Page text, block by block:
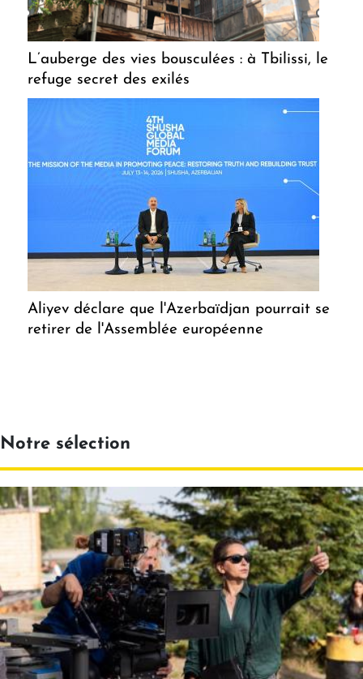
L’auberge des vies bousculées : à Tbilissi, le
refuge secret des exilés
Aliyev déclare que l'Azerbaïdjan pourrait se
retirer de l'Assemblée européenne
Notre sélection